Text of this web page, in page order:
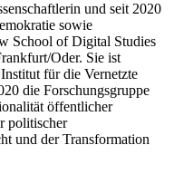
und seit 2020
sowie
School of Digital Studies
Oder. Sie ist
für die Vernetzte
die Forschungsgruppe
öffentlicher
politischer
und der Transformation